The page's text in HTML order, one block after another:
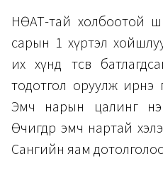
НӨАТ-тай холбоотой
сарын 1 хүртэл
их хүнд төсөв
тодотгол оруулж ирнэ
Эмч нарын цалинг
Өчигдөр эмч нартай
Сангийн яам